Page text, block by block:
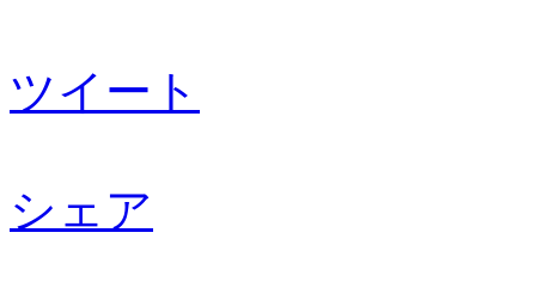
ツイート
シェア